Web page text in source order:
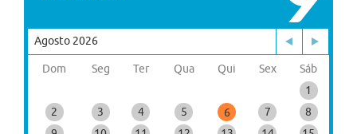
Agosto 2026
Dom Seg Ter Qua Qui Sex
Sáb
1
2
3 4 5 6 7
8